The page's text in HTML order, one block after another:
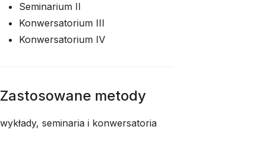
Seminarium II
Konwersatorium III
Konwersatorium IV
Zastosowane metody
wykłady, seminaria i konwersatoria